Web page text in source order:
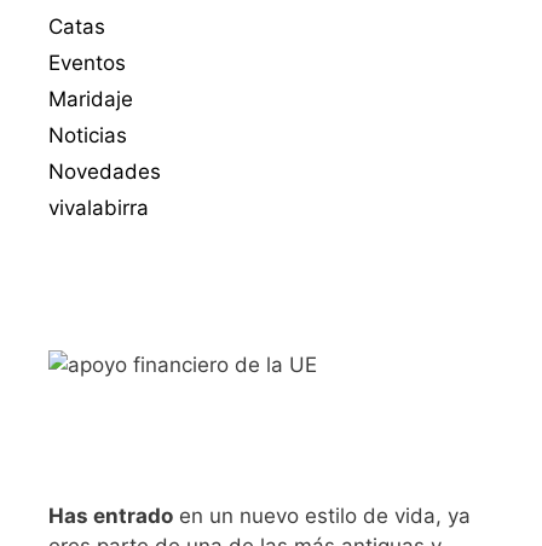
Catas
Eventos
Maridaje
Noticias
Novedades
vivalabirra
Has entrado en un nuevo estilo de vida, ya